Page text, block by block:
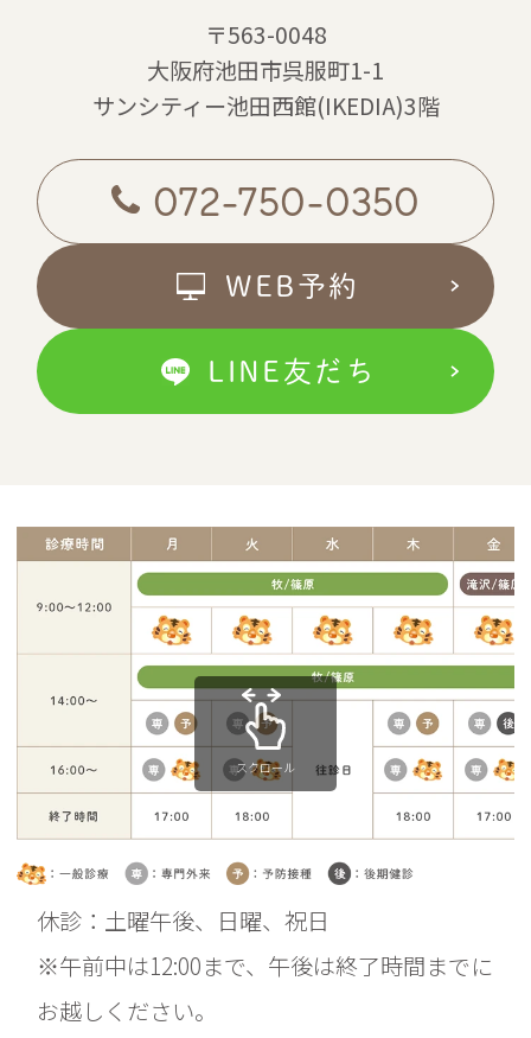
〒563-0048
大阪府池田市呉服町1-1
サンシティー池田西館(IKEDIA)3階
072-750-0350
WEB予約
LINE友だち
スクロール
休診：土曜午後、日曜、祝日
※午前中は12:00まで、午後は終了時間までに
お越しください。